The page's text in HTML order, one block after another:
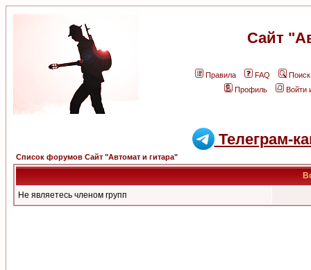
Сайт
Правила FAQ
Поиск
Профиль
Войти
Телеграм-
Список форумов Сайт "Автомат и гитара"
Не являетесь членом групп